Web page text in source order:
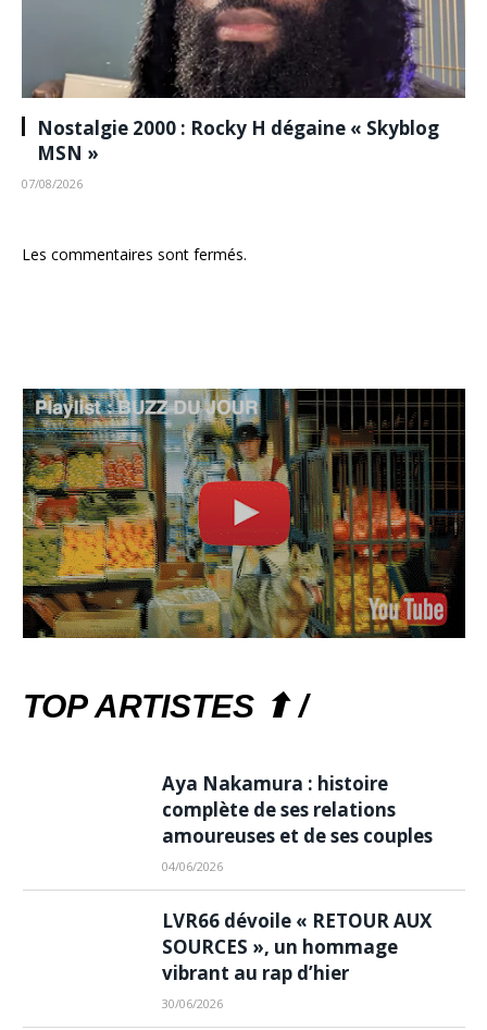
Nostalgie 2000 : Rocky H dégaine « Skyblog
MSN »
07/08/2026
Les commentaires sont fermés.
TOP ARTISTES ⬆ /
Aya Nakamura : histoire
complète de ses relations
amoureuses et de ses couples
04/06/2026
LVR66 dévoile « RETOUR AUX
SOURCES », un hommage
vibrant au rap d’hier
30/06/2026